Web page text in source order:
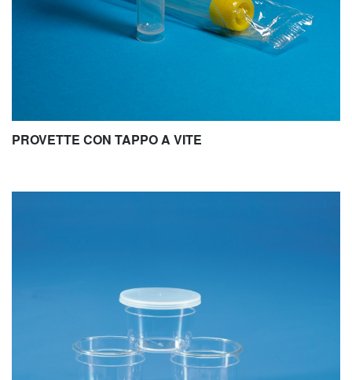
PROVETTE CON TAPPO A VITE